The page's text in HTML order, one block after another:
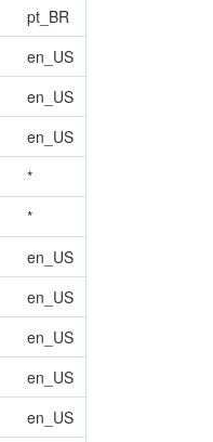
pt_BR
en_US
en_US
en_US
*
*
en_US
en_US
en_US
en_US
en_US